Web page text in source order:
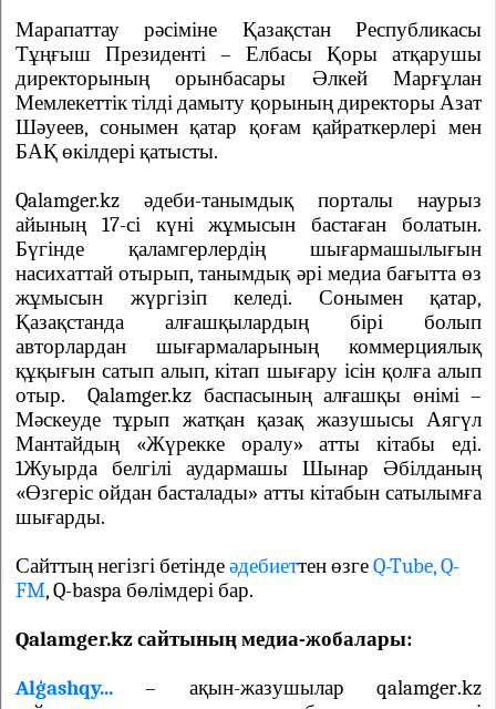
Марапаттау рәсіміне Қазақстан Республикасы
Тұңғыш Президенті – Елбасы Қоры атқарушы
директорының орынбасары Әлкей Марғұлан
Мемлекеттік тілді дамыту қорының директоры Азат
Шәуеев, сонымен қатар қоғам қайраткерлері мен
БАҚ өкілдері қатысты.
Qalamger.kz әдеби-танымдық порталы наурыз
айының 17-сі күні жұмысын бастаған болатын.
Бүгінде қаламгерлердің шығармашылығын
насихаттай отырып, танымдық әрі медиа бағытта өз
жұмысын жүргізіп келеді. Сонымен қатар,
Қазақстанда алғашқылардың бірі болып
авторлардан шығармаларының коммерциялық
құқығын сатып алып, кітап шығару ісін қолға алып
отыр. Qalamger.kz баспасының алғашқы өнімі –
Мәскеуде тұрып жатқан қазақ жазушысы Аягүл
Мантайдың «Жүрекке оралу» атты кітабы еді.
1Жуырда белгілі аудармашы Шынар Әбілданың
«Өзгеріс ойдан басталады» атты кітабын сатылымға
шығарды.
Сайттың негізгі бетіндеәдебиеттен өзгеQ-Tube,Q-
FM, Q-baspa бөлімдері бар.
Qalamger.kz сайтының медиа-жобалары:
Alģashqy...
– ақын-жазушыларqalamger.kz